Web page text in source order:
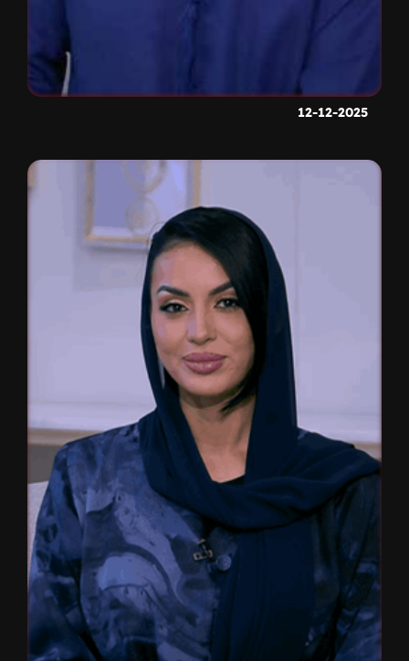
12-12-2025